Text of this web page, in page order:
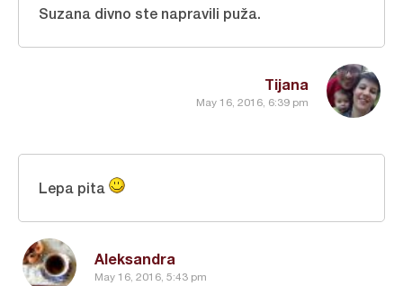
Tijana
May 16, 2016, 6:39 pm
Suzana divno ste napravili puža.
Aleksandra
May 16, 2016, 5:43 pm
Lepa pita